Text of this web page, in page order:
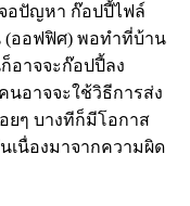
อปัญหา ก๊อปปี้ไฟล์
(ออฟฟิศ) พอทำที่บ้าน
อาจจะก๊อปปี้ลง
คนอาจจะใช้วิธีการส่ง
ยๆ บางทีก็มีโอกาส
เนื่องมาจากความผิด